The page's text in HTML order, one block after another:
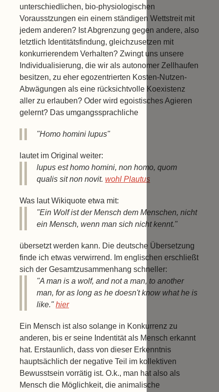
unterschiedlichen, bio-physiologischen
Vorausstzungen ein einem ständigen Wettstreit mit
jedem anderen? Ist Abgrenzung gegen andere, also
letztlich Identitätsfindung, gleichzusetzen mit
konkurrierendem Verhalten? Zwingt uns unsere
Individualisierung, die wir als autonomer Zellhaufen
besitzen, zu eher egozentrierten Kosten-Nutzen-
Abwägungen als eine rücksichtvolle Koexistenz
aller zu erlauben? Oder wird egoistisches Agieren
gelernt? Das umgangssprachliche
"Homo homini lupus"
lautet im Original weiter:
lupus est homo homini, non homo, quom
qualis sit non novit. wohl Plautus
Was laut Wikiquote etwa mit:
"Ein Wolf ist der Mensch dem Menschen, nicht
ein Mensch, wenn man sich nicht kennt."
übersetzt werden kann. Die deutsche Übersetzung
finde ich etwas verwirrend. Im englischen erschließt
sich der Gesamtzusammenhang schneller:
"A man is a wolf, and not a man, to another
man, for as long as he doesn't know what he is
like."hier
Ein Mensch ist also solange in Konkurrenz zu
anderen, bis er seine Indentität als Mensch erkannt
hat. Erstaunlich, dass von dieser Erkenntnis
hauptsächlich der negative Teil im kollektiven
Bewusstsein vorrätig ist. O.k., man hat also als
Mensch die Möglichkeit, die animalische